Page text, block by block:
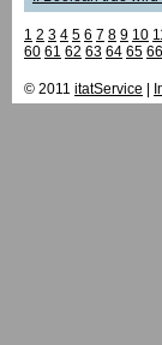
1 2 3 4 5 6 7 8 9 10
60 61 62 63 64 65 66
© 2011 itatService